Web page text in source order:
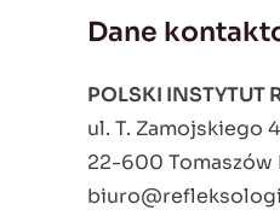
Dane
POLSKI INSTYTUT
ul. T. Zamojskiego
22-600 Tomaszów